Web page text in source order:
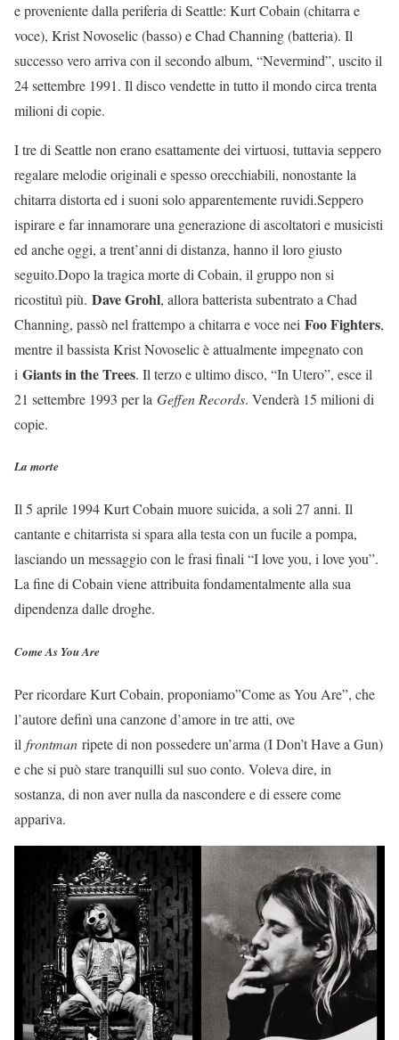
e proveniente dalla periferia di Seattle: Kurt Cobain (chitarra e
voce), Krist Novoselic (basso) e Chad Channing (batteria). Il
successo vero arriva con il secondo album, “Nevermind”, uscito il
24 settembre 1991. Il disco vendette in tutto il mondo circa trenta
milioni di copie.
I tre di Seattle non erano esattamente dei virtuosi, tuttavia seppero
regalare melodie originali e spesso orecchiabili, nonostante la
chitarra distorta ed i suoni solo apparentemente ruvidi.Seppero
ispirare e far innamorare una generazione di ascoltatori e musicisti
ed anche oggi, a trent’anni di distanza, hanno il loro giusto
seguito.Dopo la tragica morte di Cobain, il gruppo non si
ricostituì più. Dave Grohl, allora batterista subentrato a Chad
Channing, passò nel frattempo a chitarra e voce nei Foo Fighters,
mentre il bassista Krist Novoselic è attualmente impegnato con
i Giants in the Trees. Il terzo e ultimo disco, “In Utero”, esce il
21 settembre 1993 per la Geffen Records. Venderà 15 milioni di
copie.
La morte
Il 5 aprile 1994 Kurt Cobain muore suicida, a soli 27 anni. Il
cantante e chitarrista si spara alla testa con un fucile a pompa,
lasciando un messaggio con le frasi finali “I love you, i love you”.
La fine di Cobain viene attribuita fondamentalmente alla sua
dipendenza dalle droghe.
Come As You Are
Per ricordare Kurt Cobain, proponiamo”Come as You Are”, che
l’autore definì una canzone d’amore in tre atti, ove
il frontman ripete di non possedere un’arma (I Don’t Have a Gun)
e che si può stare tranquilli sul suo conto. Voleva dire, in
sostanza, di non aver nulla da nascondere e di essere come
appariva.